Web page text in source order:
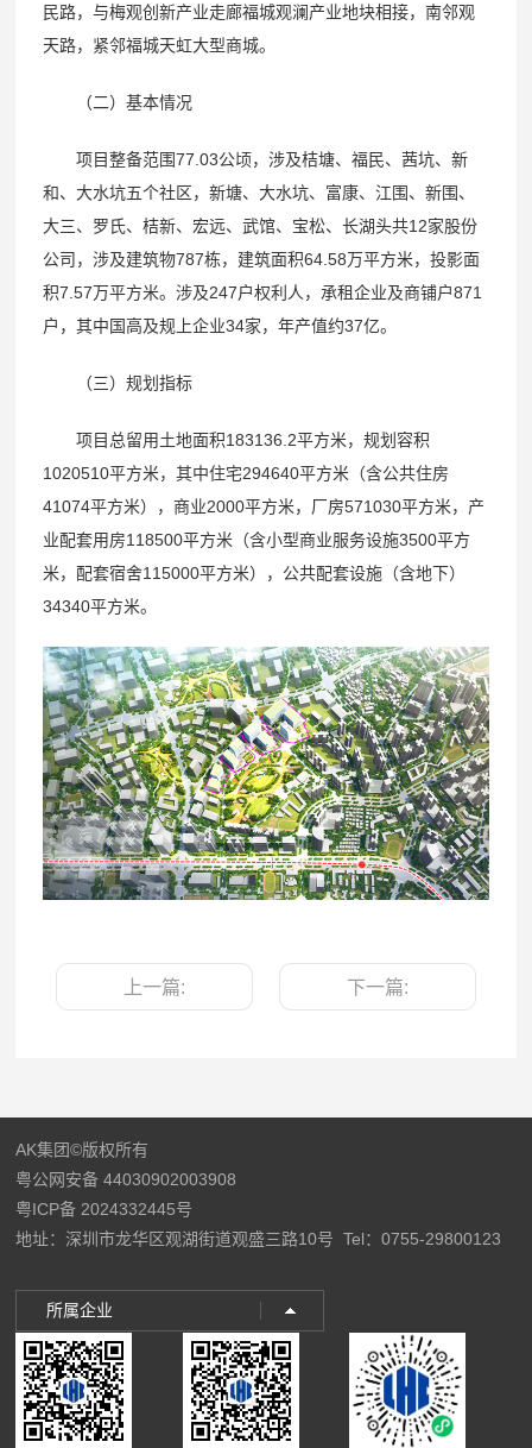
民路，与梅观创新产业走廊福城观澜产业地块相接，南邻观
天路，紧邻福城天虹大型商城。
（二）基本情况
项目整备范围77.03公顷，涉及桔塘、福民、茜坑、新
和、大水坑五个社区，新塘、大水坑、富康、江围、新围、
大三、罗氏、桔新、宏远、武馆、宝松、长湖头共12家股份
公司，涉及建筑物787栋，建筑面积64.58万平方米，投影面
积7.57万平方米。涉及247户权利人，承租企业及商铺户871
户，其中国高及规上企业34家，年产值约37亿。
（三）规划指标
项目总留用土地面积183136.2平方米，规划容积
1020510平方米，其中住宅294640平方米（含公共住房
41074平方米），商业2000平方米，厂房571030平方米，产
业配套用房118500平方米（含小型商业服务设施3500平方
米，配套宿舍115000平方米），公共配套设施（含地下）
34340平方米。
上一篇: 下一篇:
AK集团©版权所有
粤公网安备 44030902003908
粤ICP备 2024332445号
地址：深圳市龙华区观湖街道观盛三路10号 Tel：0755-29800123
所属企业